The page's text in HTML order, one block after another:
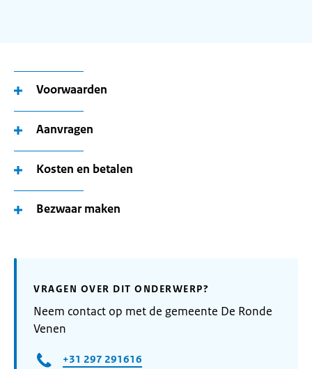
Voorwaarden
Aanvragen
Kosten en betalen
Bezwaar maken
VRAGEN OVER DIT ONDERWERP?
Neem contact op met de gemeente De Ronde
Venen
+31 297 291616